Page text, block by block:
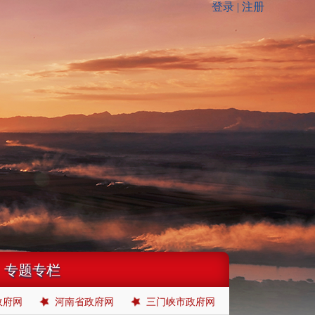
专题专栏
网 河南省政府网 三门峡市政府网